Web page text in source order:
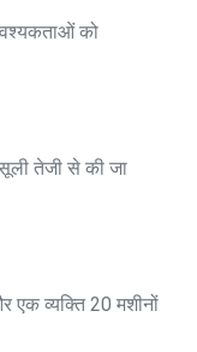
को
तेजी से की जा
व्यक्ति 20 मशीनों